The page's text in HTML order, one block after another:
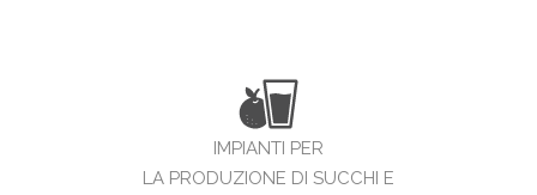
IMPIANTI PER
LA PRODUZIONE DI SUCCHI E